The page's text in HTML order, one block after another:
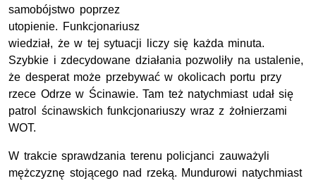
samobójstwo poprzez
utopienie. Funkcjonariusz
wiedział, że w tej sytuacji liczy się każda minuta.
Szybkie i zdecydowane działania pozwoliły na ustalenie,
że desperat może przebywać w okolicach portu przy
rzece Odrze w Ścinawie. Tam też natychmiast udał się
patrol ścinawskich funkcjonariuszy wraz z żołnierzami
WOT.
W trakcie sprawdzania terenu policjanci zauważyli
mężczyznę stojącego nad rzeką. Mundurowi natychmiast